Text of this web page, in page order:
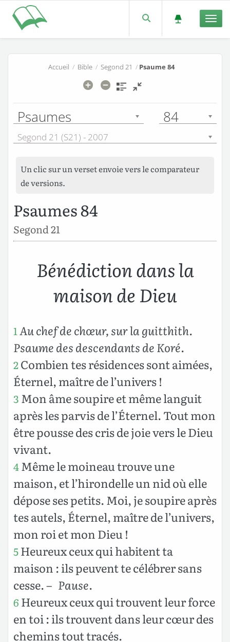
Accueil / Bible /Segond 21 / Psaume 84
Psaumes 84
Segond 21 (S21) - 2007
Un clic sur un verset envoie vers le comparateur
de versions.
Psaumes 84
Segond 21
Bénédiction dans la
maison de Dieu
1 Au chef de chœur, sur la guitthith.
Psaume des descendants de Koré.
2Combien tes résidences sont aimées,
Éternel, maître de l’univers !
3 Mon âme soupire et même languit
après les parvis de l’Éternel. Tout mon
être pousse des cris de joie vers le Dieu
vivant.
4Même le moineau trouve une
maison, et l’hirondelle un nid où elle
dépose ses petits. Moi, je soupire après
tes autels, Éternel, maître de l’univers,
mon roi et mon Dieu !
5Heureux ceux qui habitent ta
maison : ils peuvent te célébrer sans
cesse.– Pause.
6 Heureux ceux qui trouvent leur force
en toi : ils trouvent dans leur cœur des
chemins tout tracés.